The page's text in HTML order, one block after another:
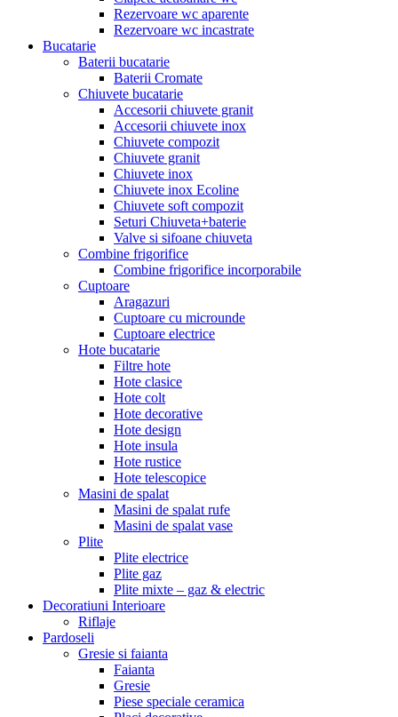
Rezervoare wc aparente
Rezervoare wc incastrate
Bucatarie
Baterii bucatarie
Baterii Cromate
Chiuvete bucatarie
Accesorii chiuvete granit
Accesorii chiuvete inox
Chiuvete compozit
Chiuvete granit
Chiuvete inox
Chiuvete inox Ecoline
Chiuvete soft compozit
Seturi Chiuveta+baterie
Valve si sifoane chiuveta
Combine frigorifice
Combine frigorifice incorporabile
Cuptoare
Aragazuri
Cuptoare cu microunde
Cuptoare electrice
Hote bucatarie
Filtre hote
Hote clasice
Hote colt
Hote decorative
Hote design
Hote insula
Hote rustice
Hote telescopice
Masini de spalat
Masini de spalat rufe
Masini de spalat vase
Plite
Plite electrice
Plite gaz
Plite mixte – gaz & electric
Decoratiuni Interioare
Riflaje
Pardoseli
Gresie si faianta
Faianta
Gresie
Piese speciale ceramica